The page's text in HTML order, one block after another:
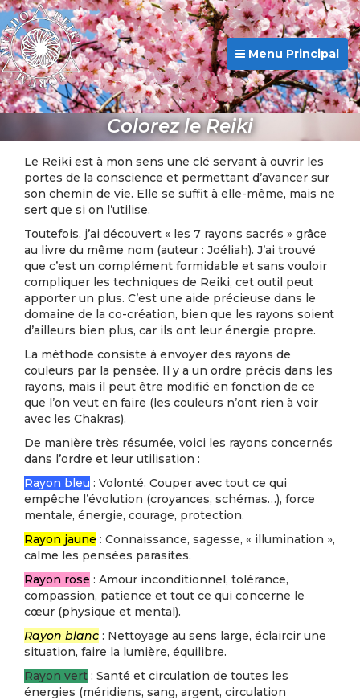
Menu Principal
Colorez le Reiki
Le Reiki est à mon sens une clé servant à ouvrir les
portes de la conscience et permettant d’avancer sur
son chemin de vie. Elle se suffit à elle-même, mais ne
sert que si on l’utilise.
Toutefois, j’ai découvert « les 7 rayons sacrés » grâce
au livre du même nom (auteur : Joéliah). J’ai trouvé
que c’est un complément formidable et sans vouloir
compliquer les techniques de Reiki, cet outil peut
apporter un plus. C’est une aide précieuse dans le
domaine de la co-création, bien que les rayons soient
d’ailleurs bien plus, car ils ont leur énergie propre.
La méthode consiste à envoyer des rayons de
couleurs par la pensée. Il y a un ordre précis dans les
rayons, mais il peut être modifié en fonction de ce
que l’on veut en faire (les couleurs n’ont rien à voir
avec les Chakras).
De manière très résumée, voici les rayons concernés
dans l’ordre et leur utilisation :
Rayon bleu : Volonté. Couper avec tout ce qui
empêche l’évolution (croyances, schémas…), force
mentale, énergie, courage, protection.
Rayon jaune : Connaissance, sagesse, « illumination »,
calme les pensées parasites.
Rayon rose : Amour inconditionnel, tolérance,
compassion, patience et tout ce qui concerne le
cœur (physique et mental).
Rayon blanc : Nettoyage au sens large, éclaircir une
situation, faire la lumière, équilibre.
Rayon vert : Santé et circulation de toutes les
énergies (méridiens, sang, argent, circulation